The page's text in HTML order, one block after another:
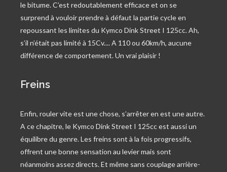
le bitume. C’est redoutablement efficace et on se
surprend à vouloir prendre à défaut la partie cycle en
repoussant les limites du Kymco Dink Street I 125cc. Ah,
s’il n’était pas limité à 15Cv.... A 110 ou 60km/h, aucune
différence de comportement. Un vrai plaisir !
Freins
Enfin, rouler vite est une chose, s’arrêter en est une autre.
A ce chapitre, le Kymco Dink Street I 125cc est aussi un
équilibre du genre. Les freins sont à la fois progressifs,
offrent une bonne sensation au levier mais sont
néanmoins assez directs. Et même sans couplage arrière-